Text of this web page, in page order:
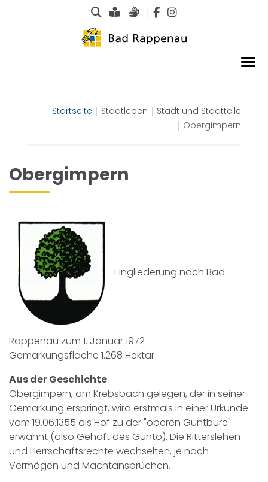
Suche
Leichte Sprache
Gebärdensprachen
Startseite Stadtleben
Stadt und Stadtteile
Obergimpern
Obergimpern
Eingliederung nach Bad
Rappenau zum 1. Januar 1972
Gemarkungsfläche 1.268 Hektar
Aus der Geschichte
Obergimpern, am Krebsbach gelegen, der in seiner
Gemarkung erspringt, wird erstmals in einer Urkunde
vom 19.06.1355 als Hof zu der "oberen Guntbure"
erwähnt (also Gehöft des Gunto). Die Ritterslehen
und Herrschaftsrechte wechselten, je nach
Vermögen und Machtansprüchen.